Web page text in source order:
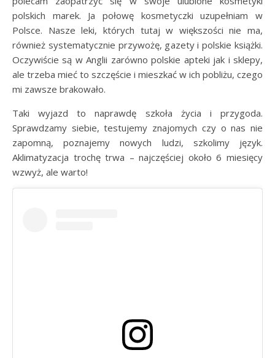
polskich marek. Ja połowę kosmetyczki uzupełniam w
Polsce. Nasze leki, których tutaj w większości nie ma,
również systematycznie przywożę, gazety i polskie książki.
Oczywiście są w Anglii zarówno polskie apteki jak i sklepy,
ale trzeba mieć to szczęście i mieszkać w ich pobliżu, czego
mi zawsze brakowało.
Taki wyjazd to naprawdę szkoła życia i przygoda.
Sprawdzamy siebie, testujemy znajomych czy o nas nie
zapomną, poznajemy nowych ludzi, szkolimy język.
Aklimatyzacja trochę trwa – najczęściej około 6 miesięcy
wzwyż, ale warto!